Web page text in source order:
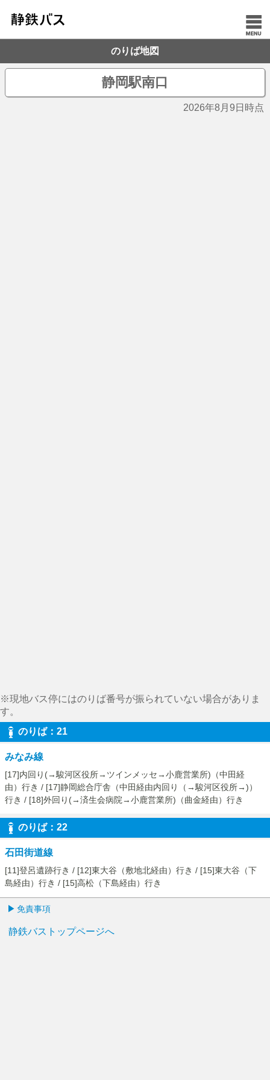
のりば地図
静岡駅南口
2026年8月9日時点
※現地バス停にはのりば番号が振られていない場合がありま
す。
のりば：21
みなみ線
[17]内回り(→駿河区役所→ツインメッセ→小鹿営業所)（中田経
由）行き / [17]静岡総合庁舎（中田経由内回り（→駿河区役所→)）
行き / [18]外回り(→済生会病院→小鹿営業所)（曲金経由）行き
のりば：22
石田街道線
[11]登呂遺跡行き / [12]東大谷（敷地北経由）行き / [15]東大谷（下
島経由）行き / [15]高松（下島経由）行き
免責事項
静鉄バストップページへ